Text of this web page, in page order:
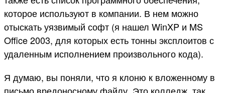
которое используют в компании. В нем можно
отыскать уязвимый софт (я нашел WinXP и MS
Office 2003, для которых есть тонны эксплоитов с
удаленным исполнением произвольного кода).
Я думаю, вы поняли, что я клоню к вложенному в
письмо вредоносному файлу. Это колледж, так